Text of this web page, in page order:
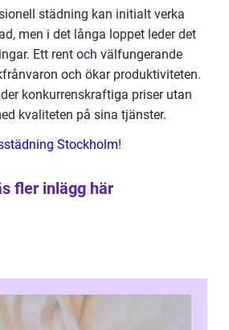
städning kan initialt verka
men i det långa loppet leder det
Ett rent och välfungerande
och ökar produktiviteten.
konkurrenskraftiga priser utan
kvaliteten på sina tjänster.
Stockholm!
fler inlägg här